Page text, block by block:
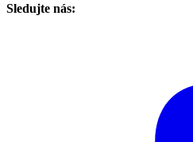
Sledujte nás: